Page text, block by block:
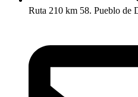
Ruta 210 km 58. Pueblo de